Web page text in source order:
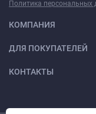
Политика персональных
КОМПАНИЯ
ДЛЯ ПОКУПАТЕЛЕЙ
КОНТАКТЫ